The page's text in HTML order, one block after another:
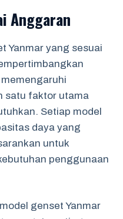
Anggaran
Yanmar yang sesuai
satu faktor utama
Setiap model
daya yang
untuk
penggunaan
genset Yanmar